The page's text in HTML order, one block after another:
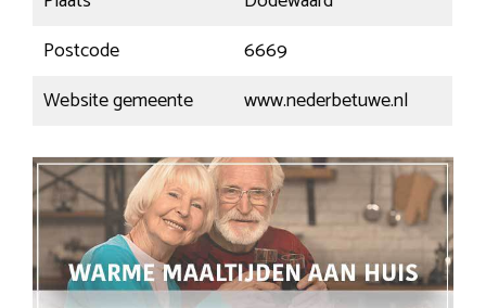
Postcode
6669
Website gemeente
www.nederbetuwe.nl